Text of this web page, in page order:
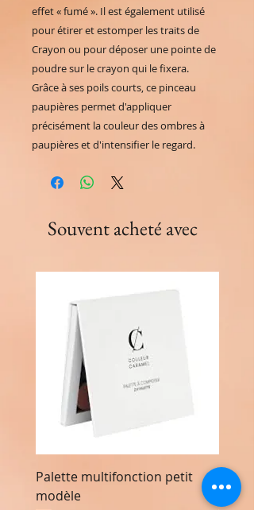
effet « fumé ». Il est également utilisé
pour étirer et estomper les traits de
Crayon ou pour déposer une pointe de
poudre sur le crayon qui le fixera.
Grâce à ses poils courts, ce pinceau
paupières permet d'appliquer
précisément la couleur des ombres à
paupières et d'intensifier le regard.
Souvent acheté avec
Palette multifonction petit
modèle
modèle